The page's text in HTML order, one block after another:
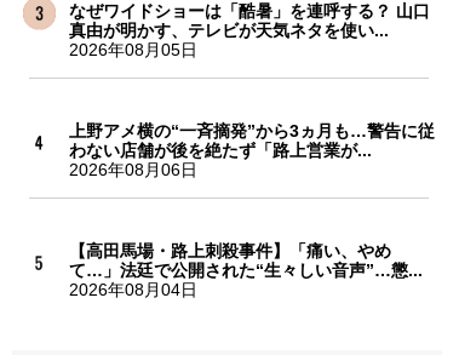
なぜワイドショーは「酷暑」を連呼する？ 山口
真由が明かす、テレビが天気ネタを使い...
2026年08月05日
上野アメ横の“一斉摘発”から3ヵ月も…警告に従
わない店舗が後を絶たず「路上営業が...
2026年08月06日
【高田馬場・路上刺殺事件】「痛い、やめ
て…」法廷で公開された“生々しい音声”…懲...
2026年08月04日